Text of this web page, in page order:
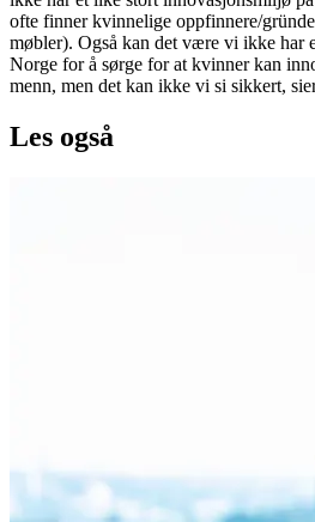
ofte finner kvinnelige oppfinnere/
møbler). Også kan det være vi ikke har
Norge for å sørge for at kvinner kan
menn, men det kan ikke vi si sikkert,
Les også